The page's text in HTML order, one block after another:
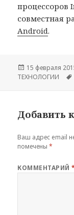
процессоров
совместная
Android.
Опубликовано
15 февраля
ТЕХНОЛОГИИ
Добавить
Ваш адрес email
помечены*
КОММЕНТАРИЙ*